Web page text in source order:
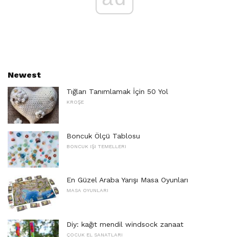
Newest
Tığları Tanımlamak İçin 50 Yol
KROŞE
Boncuk Ölçü Tablosu
BONCUK IŞI TEMELLERI
En Güzel Araba Yarışı Masa Oyunları
MASA OYUNLARI
Diy: kağıt mendil windsock zanaat
ÇOCUK EL SANATLARI